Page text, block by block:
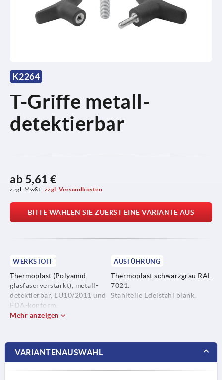
K2264
T-Griffe metall-
detektierbar
ab 5,61 €
zzgl. MwSt. zzgl. Versandkosten
BITTE WÄHLEN SIE ZUERST EINE VARIANTE AUS
WERKSTOFF
Thermoplast (Polyamid
glasfaserverstärkt), metall-
detektierbar, EU10/2011 und
FDA-konform.
AUSFÜHRUNG
Thermoplast schwarzgrau RAL
7021.
Stahlteile Edelstahl blank.
Mehr anzeigen
VARIANTENAUSWAHL